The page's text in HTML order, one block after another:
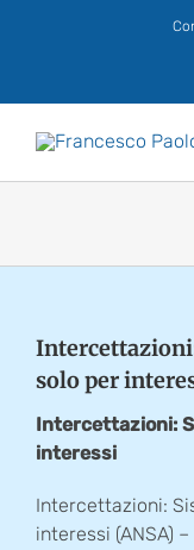
solo per
Intercettazioni:
interessi
Intercettazioni:
interessi (ANSA) –